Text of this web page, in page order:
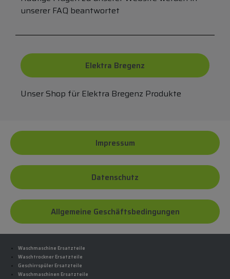
unserer FAQ beantwortet
Elektra Bregenz
Unser Shop für Elektra Bregenz Produkte
Impressum
Datenschutz
Allgemeine Geschäftsbedingungen
Waschmaschine Ersatzteile
Waschtrockner Ersatzteile
Geschirrspüler Ersatzteile
Waschmaschinen Ersatzteile